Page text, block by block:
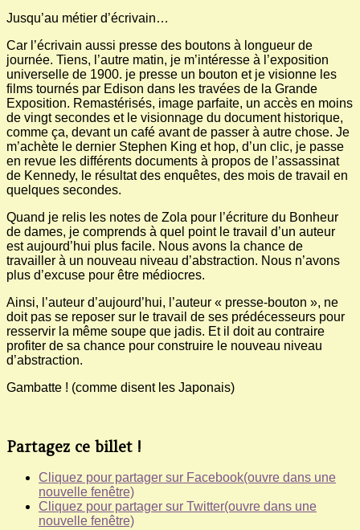
Jusqu’au métier d’écrivain…
Car l’écrivain aussi presse des boutons à longueur de
journée. Tiens, l’autre matin, je m’intéresse à l’exposition
universelle de 1900. je presse un bouton et je visionne les
films tournés par Edison dans les travées de la Grande
Exposition. Remastérisés, image parfaite, un accès en moins
de vingt secondes et le visionnage du document historique,
comme ça, devant un café avant de passer à autre chose. Je
m’achète le dernier Stephen King et hop, d’un clic, je passe
en revue les différents documents à propos de l’assassinat
de Kennedy, le résultat des enquêtes, des mois de travail en
quelques secondes.
Quand je relis les notes de Zola pour l’écriture du Bonheur
de dames, je comprends à quel point le travail d’un auteur
est aujourd’hui plus facile. Nous avons la chance de
travailler à un nouveau niveau d’abstraction. Nous n’avons
plus d’excuse pour être médiocres.
Ainsi, l’auteur d’aujourd’hui, l’auteur « presse-bouton », ne
doit pas se reposer sur le travail de ses prédécesseurs pour
resservir la même soupe que jadis. Et il doit au contraire
profiter de sa chance pour construire le nouveau niveau
d’abstraction.
Gambatte ! (comme disent les Japonais)
Partagez ce billet !
Cliquez pour partager sur Facebook(ouvre dans une
nouvelle fenêtre)
Cliquez pour partager sur Twitter(ouvre dans une
nouvelle fenêtre)